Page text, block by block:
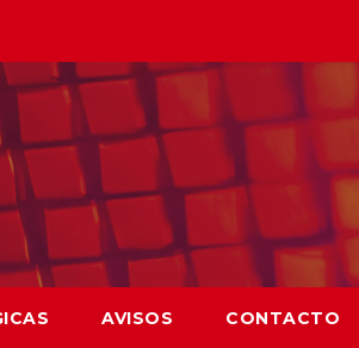
AVISOS CONTACTO